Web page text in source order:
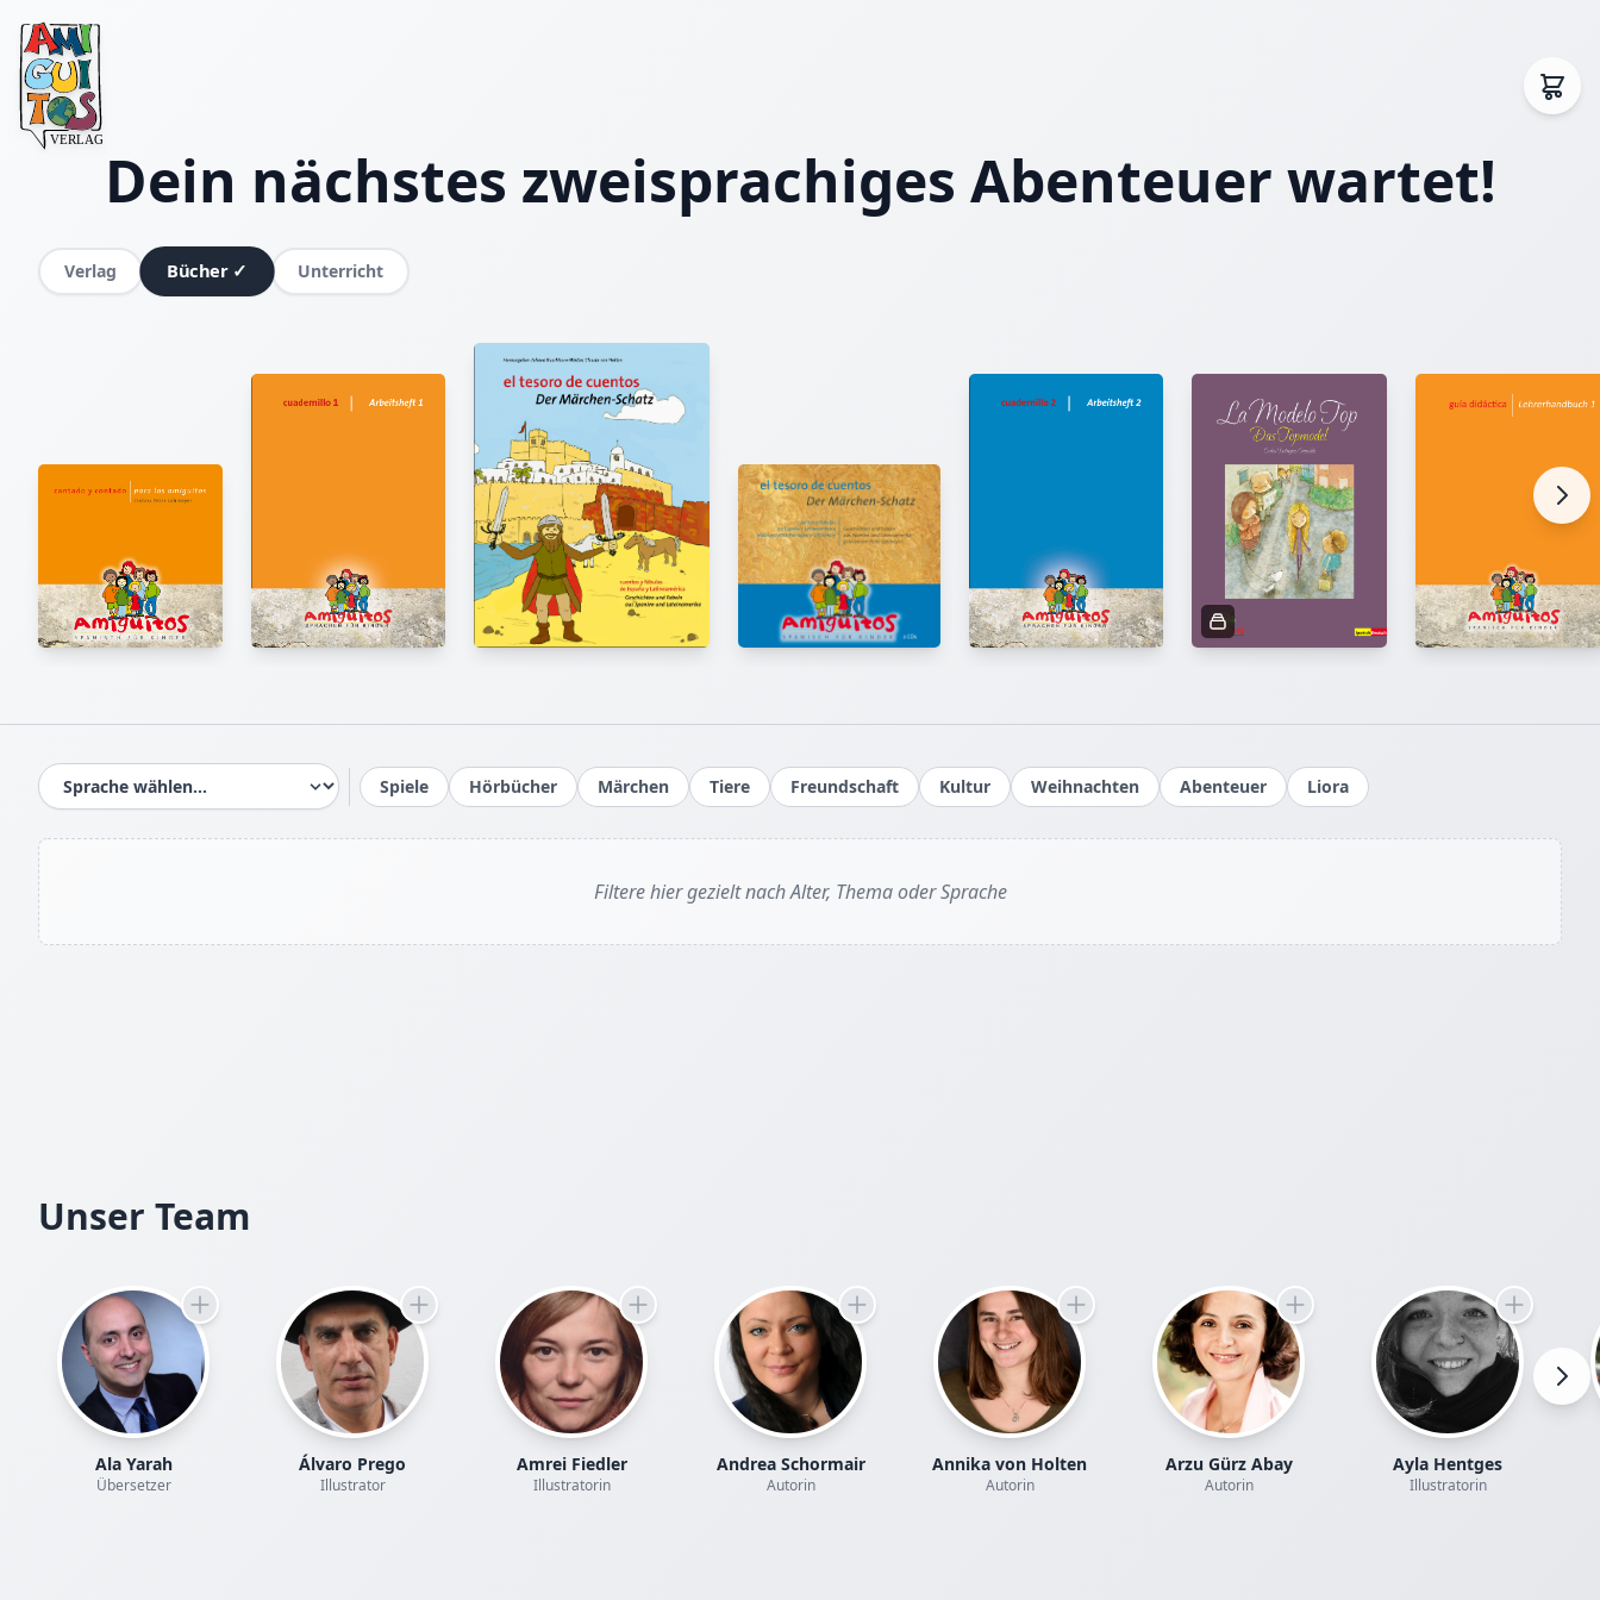
Dein nächstes zweisprachiges Abenteuer wartet!
Verlag Bücher ✓ Unterricht
Spiele Hörbücher Märchen Tiere Freundschaft Kultur Weihnachten Abenteuer Liora
Filtere hier gezielt nach Alter, Thema oder Sprache
Unser Team
Ala Yarah
Übersetzer
Álvaro Prego
Illustrator
Amrei Fiedler
Illustratorin
Andrea Schormair
Autorin
Annika von Holten
Autorin
Arzu Gürz Abay
Autorin
Ayla Hentges
Illustratorin